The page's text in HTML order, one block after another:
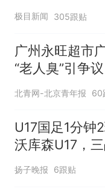
极目新闻 305跟贴
广州永旺超市
“老人臭”引争
应
北青网-北京青年报 60
U17国足1分钟
沃库森U17，
赵松源替补登
扬子晚报 6跟贴